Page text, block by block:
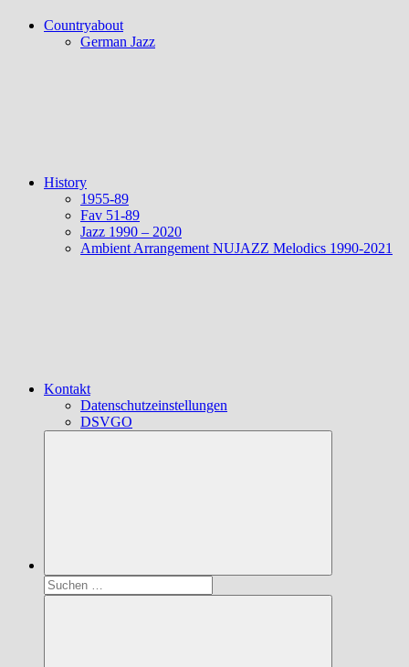
Countryabout
German Jazz
History
1955-89
Fav 51-89
Jazz 1990 – 2020
Ambient Arrangement NUJAZZ Melodics 1990-2021
Kontakt
Datenschutzeinstellungen
DSVGO
Suchen
nach: